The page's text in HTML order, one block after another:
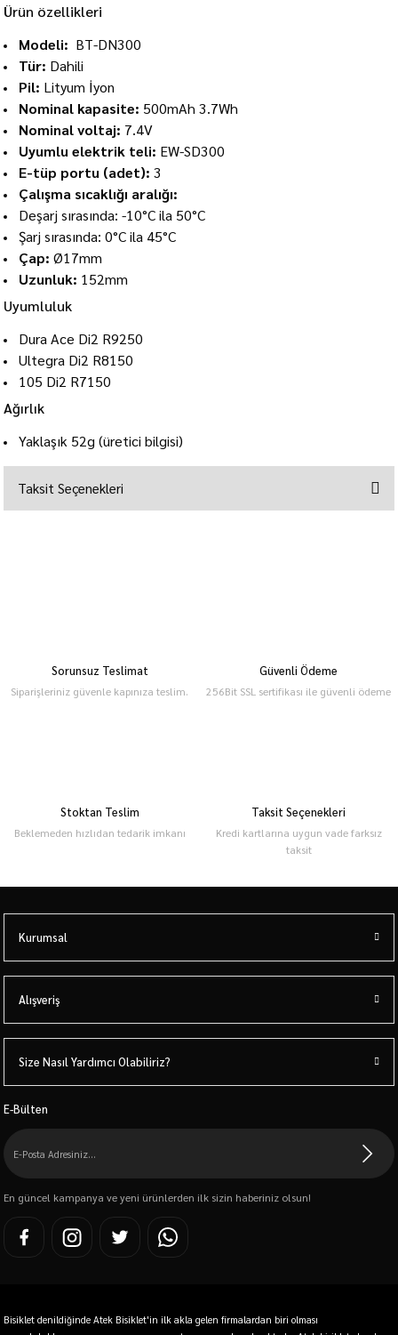
Ürün özellikleri
Modeli: BT-DN300
Tür: Dahili
Pil: Lityum İyon
Nominal kapasite: 500mAh 3.7Wh
Nominal voltaj: 7.4V
Uyumlu elektrik teli: EW-SD300
E-tüp portu (adet): 3
Çalışma sıcaklığı aralığı:
Deşarj sırasında: -10°C ila 50°C
Şarj sırasında: 0°C ila 45°C
Çap: Ø17mm
Uzunluk: 152mm
Uyumluluk
Dura Ace Di2 R9250
Ultegra Di2 R8150
105 Di2 R7150
Ağırlık
Yaklaşık 52g (üretici bilgisi)
Taksit Seçenekleri
Sorunsuz Teslimat
Siparişleriniz güvenle kapınıza teslim.
Güvenli Ödeme
256Bit SSL sertifikası ile güvenli ödeme
Stoktan Teslim
Beklemeden hızlıdan tedarik imkanı
Taksit Seçenekleri
Kredi kartlarına uygun vade farksız
taksit
Kurumsal
Alışveriş
Size Nasıl Yardımcı Olabiliriz?
E-Bülten
En güncel kampanya ve yeni ürünlerden ilk sizin haberiniz olsun!
Bisiklet denildiğinde Atek Bisiklet'in ilk akla gelen firmalardan biri olması